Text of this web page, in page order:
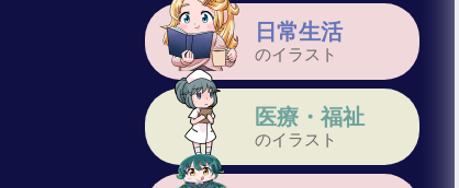
日常生活
のイラスト
医療・福祉
のイラスト